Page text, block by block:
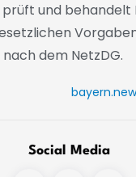
und behandelt
dem NetzDG.
Social Media